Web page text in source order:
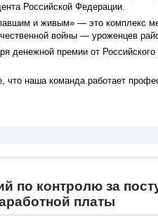
Российской Федерации.
и живым» — это комплекс
войны — уроженцев
денежной премии от
наша команда работает
по контролю за
платы